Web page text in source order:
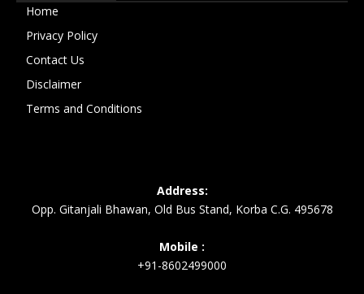
Home
Privacy Policy
Contact Us
Disclaimer
Terms and Conditions
Address:
Opp. Gitanjali Bhawan, Old Bus Stand, Korba C.G. 495678
Mobile :
+91-8602499000